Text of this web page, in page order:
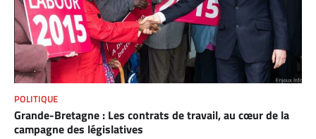
POLITIQUE
Grande-Bretagne : Les contrats de travail, au cœur de la
campagne des législatives